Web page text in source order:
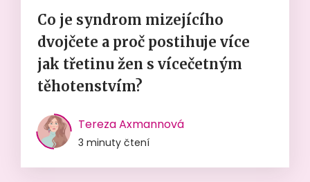
Co je syndrom mizejícího
dvojčete a proč postihuje více
jak třetinu žen s vícečetným
těhotenstvím?
Tereza Axmannová
3 minuty čtení